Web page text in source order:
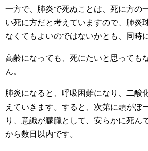
一方で、肺炎で死ぬことは、死に方の
い死に方だと考えていますので、肺炎
なくてもよいのではないかとも、同時
高齢になっても、死にたいと思っても
ん。
肺炎になると、呼吸困難になり、二酸
えていきます。すると、次第に頭がぼ
り、意識が朦朧として、安らかに死ん
から数日以内です。